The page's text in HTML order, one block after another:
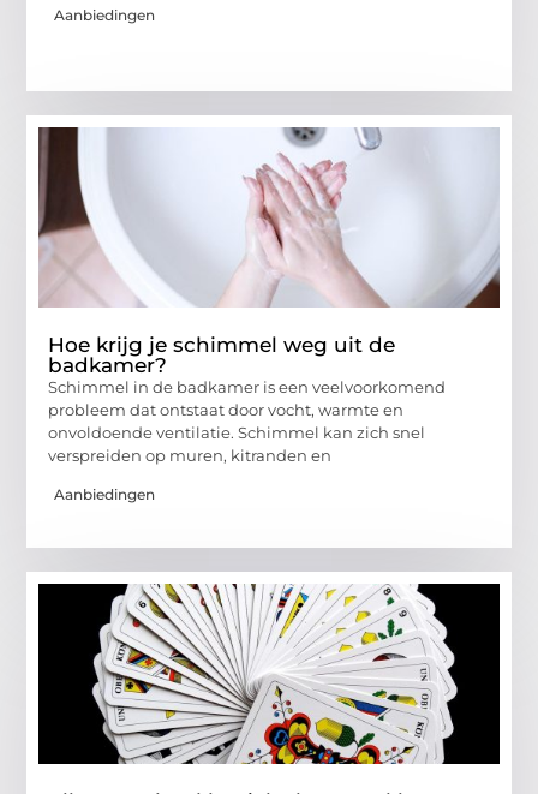
Aanbiedingen
Hoe krijg je schimmel weg uit de
badkamer?
Schimmel in de badkamer is een veelvoorkomend
probleem dat ontstaat door vocht, warmte en
onvoldoende ventilatie. Schimmel kan zich snel
verspreiden op muren, kitranden en
Aanbiedingen